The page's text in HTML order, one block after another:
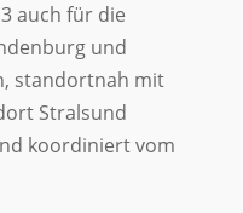
auch für die
und
standortnah mit
Stralsund
koordiniert vom